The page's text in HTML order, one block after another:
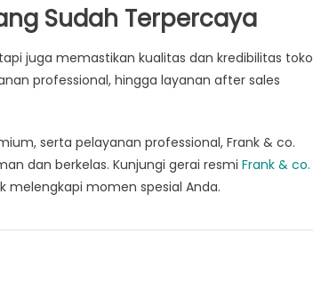
Sudah Terpercaya
juga memastikan kualitas dan kredibilitas toko
professional, hingga layanan after sales
serta pelayanan professional, Frank & co.
dan berkelas. Kunjungi gerai resmi Frank & co.
melengkapi momen spesial Anda.